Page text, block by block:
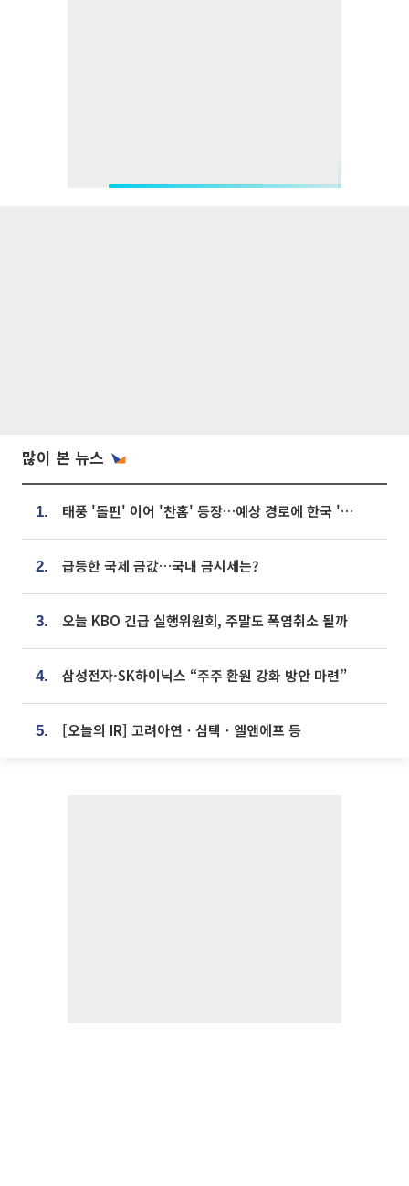
많이 본 뉴스
1. 태풍 '돌핀' 이어 '찬홈' 등장…예상 경로에 한국 '한숨'
2. 급등한 국제 금값…국내 금시세는?
3. 오늘 KBO 긴급 실행위원회, 주말도 폭염취소 될까
4. 삼성전자·SK하이닉스 “주주 환원 강화 방안 마련”
5. [오늘의 IR] 고려아연ㆍ심텍ㆍ엘앤에프 등